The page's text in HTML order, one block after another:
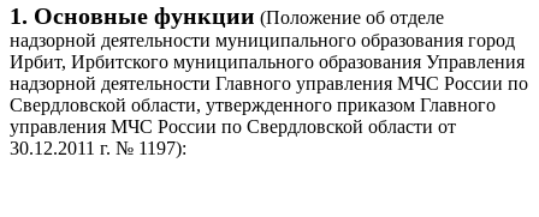
1. Основные функции (Положение об отделе
надзорной деятельности муниципального образования город
Ирбит, Ирбитского муниципального образования Управления
надзорной деятельности Главного управления МЧС России по
Свердловской области, утвержденного приказом Главного
управления МЧС России по Свердловской области от
30.12.2011 г. № 1197):